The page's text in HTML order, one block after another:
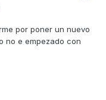
por poner un nuevo
no e empezado con